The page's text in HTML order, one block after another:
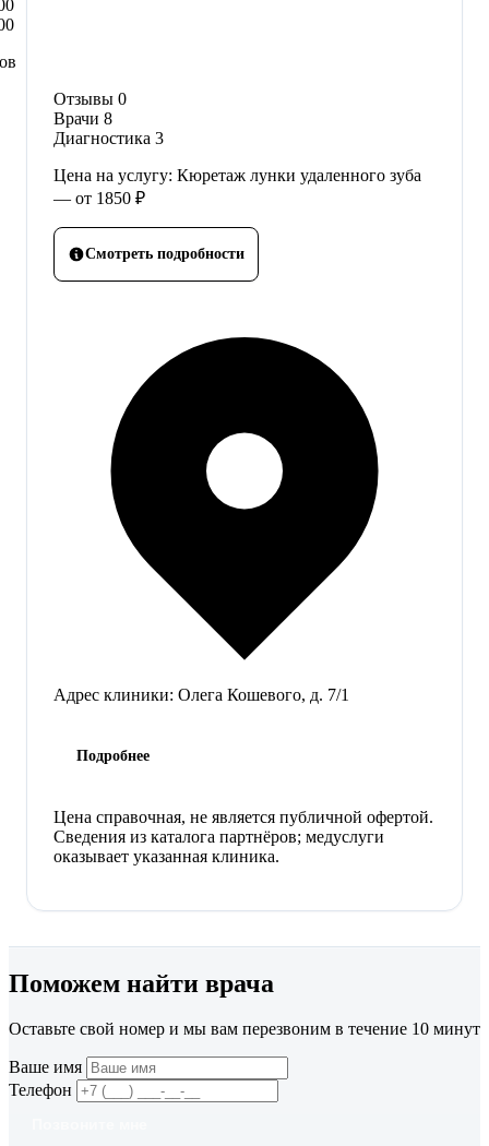
Отзывы 0
Врачи 8
Диагностика 3
Цена на услугу: Кюретаж лунки удаленного зуба
— от 1850 ₽
Смотреть подробности
Адрес клиники: Олега Кошевого, д. 7/1
Подробнее
Цена справочная, не является публичной офертой.
Сведения из каталога партнёров; медуслуги
оказывает указанная клиника.
Поможем найти врача
Оставьте свой номер и мы вам перезвоним в течение 10 минут
Ваше имя
Телефон